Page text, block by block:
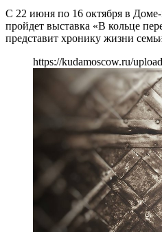
С 22 июня по 16 октября в
пройдет выставка «В кольце
представит хронику жизни
https://kudamoscow.ru/